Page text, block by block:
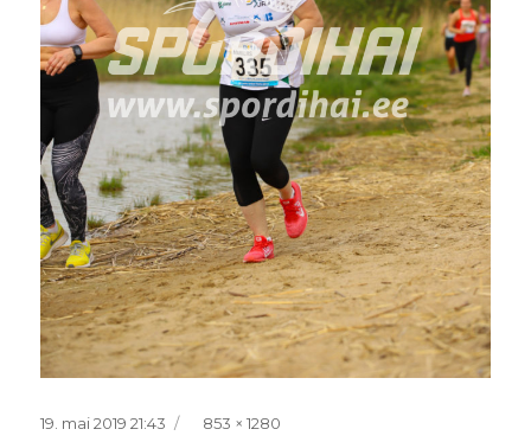
Postitatud
19. mai 2019 21:43 Täissuurus
853 × 1280